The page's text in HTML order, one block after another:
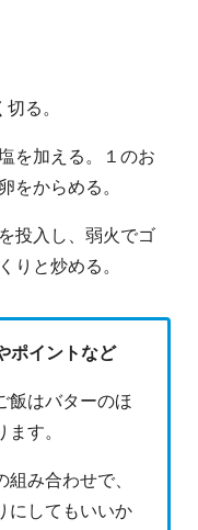
る。
を加える。１のお
をからめる。
投入し、弱火でゴ
りと炒める。
ポイントなど
飯はバターのほ
す。
み合わせで、
にしてもいいか